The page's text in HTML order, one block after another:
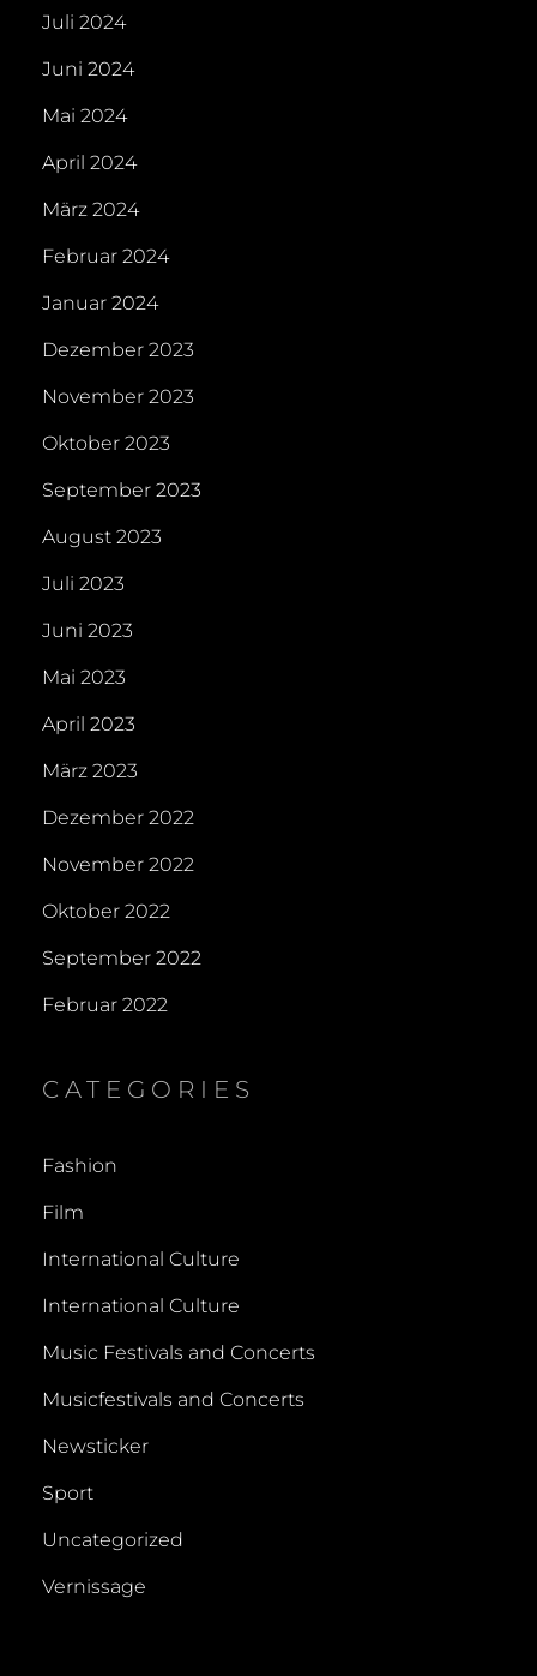
Juli 2024
Juni 2024
Mai 2024
April 2024
März 2024
Februar 2024
Januar 2024
Dezember 2023
November 2023
Oktober 2023
September 2023
August 2023
Juli 2023
Juni 2023
Mai 2023
April 2023
März 2023
Dezember 2022
November 2022
Oktober 2022
September 2022
Februar 2022
CATEGORIES
Fashion
Film
International Culture
International Culture
Music Festivals and Concerts
Musicfestivals and Concerts
Newsticker
Sport
Uncategorized
Vernissage